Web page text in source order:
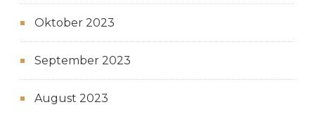
Oktober 2023
September 2023
August 2023